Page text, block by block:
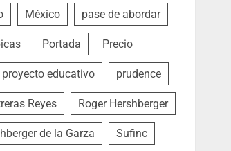
México pase de abordar
Portada Precio
proyecto educativo prudence
Reyes Roger Hershberger
de la Garza Sufinc